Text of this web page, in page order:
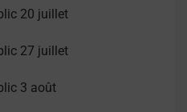
20 juillet
27 juillet
3 août